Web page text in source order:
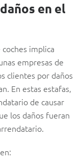
en el
implica
empresas de
clientes por daños
En estas estafas,
de causar
los daños fueran